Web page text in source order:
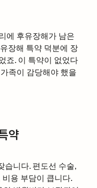
에 후유장해가 남은
장해 특약 덕분에 장
죠. 이 특약이 없었다
족이 감당해야 했을
약
습니다. 편도선 수술,
용 부담이 큽니다.